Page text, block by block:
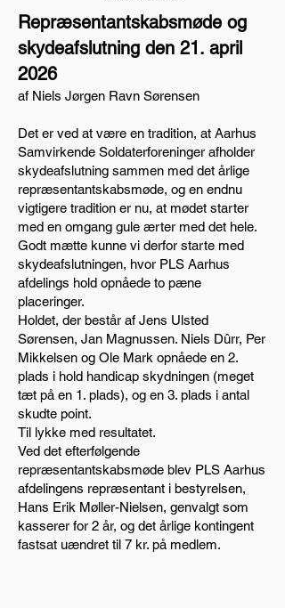
Repræsentantskabsmøde og
skydeafslutning den 21. april
2026
af Niels Jørgen Ravn Sørensen
Det er ved at være en tradition, at Aarhus
Samvirkende Soldaterforeninger afholder
skydeafslutning sammen med det årlige
repræsentantskabsmøde, og en endnu
vigtigere tradition er nu, at mødet starter
med en omgang gule ærter med det hele.
Godt mætte kunne vi derfor starte med
skydeafslutningen, hvor PLS Aarhus
afdelings hold opnåede to pæne
placeringer.
Holdet, der består af Jens Ulsted
Sørensen, Jan Magnussen. Niels Dûrr, Per
Mikkelsen og Ole Mark opnåede en 2.
plads i hold handicap skydningen (meget
tæt på en 1. plads), og en 3. plads i antal
skudte point.
Til lykke med resultatet.
Ved det efterfølgende
repræsentantskabsmøde blev PLS Aarhus
afdelingens repræsentant i bestyrelsen,
Hans Erik Møller-Nielsen, genvalgt som
kasserer for 2 år, og det årlige kontingent
fastsat uændret til 7 kr. på medlem.